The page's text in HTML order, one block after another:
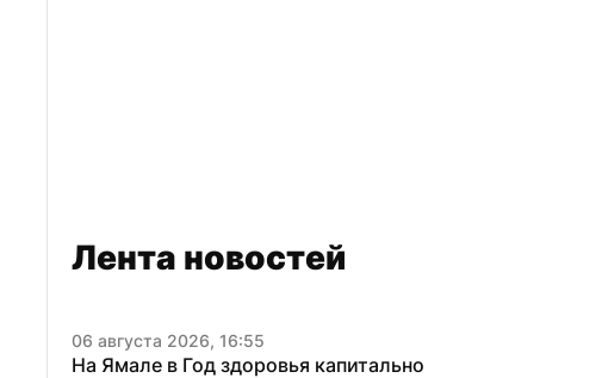
Лента новостей
06 августа 2026, 16:55
На Ямале в Год здоровья капитально